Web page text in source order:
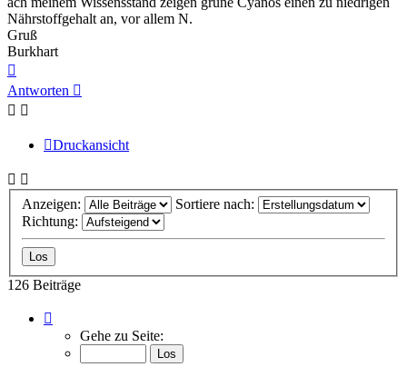
Nährstoffgehalt an, vor allem N.
Gruß
Burkhart
oben
Antworten
Druckansicht
Anzeigen:
Sortiere nach:
Richtung:
126 Beiträge
von
Gehe zu Seite: